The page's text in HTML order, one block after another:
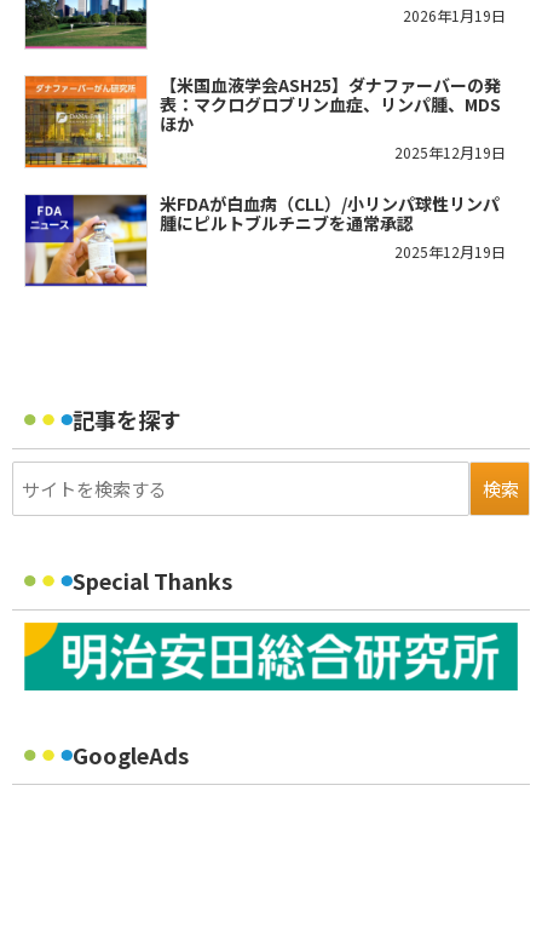
2026年1月19日
【米国血液学会ASH25】ダナファーバーの発
表：マクログロブリン血症、リンパ腫、MDS
ほか
2025年12月19日
米FDAが白血病（CLL）/小リンパ球性リンパ
腫にピルトブルチニブを通常承認
2025年12月19日
記事を探す
Special Thanks
GoogleAds